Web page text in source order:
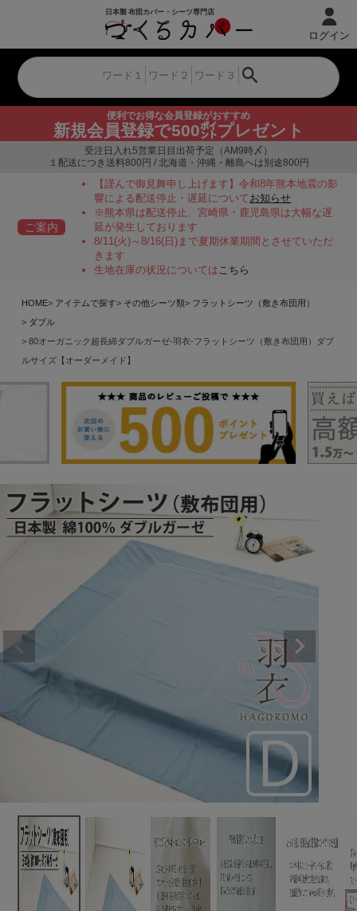
便利でお得な会員登録がおすすめ
新規会員登録で500㌽プレゼント
ログイン
受注日入れ5営業日目出荷予定（AM9時〆）
１配送につき送料800円 / 北海道・沖縄・離島へは別途800円
ご案内
【謹んで御見舞申し上げます】令和8年熊本地震の影
響による配送停止・遅延についてお知らせ
※熊本県は配送停止、宮崎県・鹿児島県は大幅な遅
延が発生しております
8/11(火)～8/16(日)まで夏期休業期間とさせていただ
きます
生地在庫の状況についてはこちら
HOME アイテムで探す その他シーツ類
フラットシーツ（敷き布団用）
ダブル
80オーガニック超長綿ダブルガーゼ-羽衣-フラットシーツ（敷き布団用）ダブ
ルサイズ【オーダーメイド】